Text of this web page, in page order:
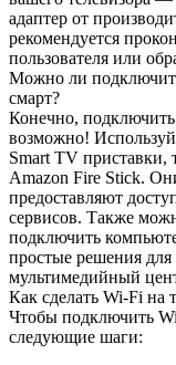
адаптер от
рекомендуется
пользователя или
Можно ли
смарт?
Конечно,
возможно!
Smart TV
Amazon Fire Stick.
предоставляют
сервисов. Также
подключить
простые решения для
мультимедийный
Как сделать Wi-Fi на
Чтобы подключить
следующие шаги: